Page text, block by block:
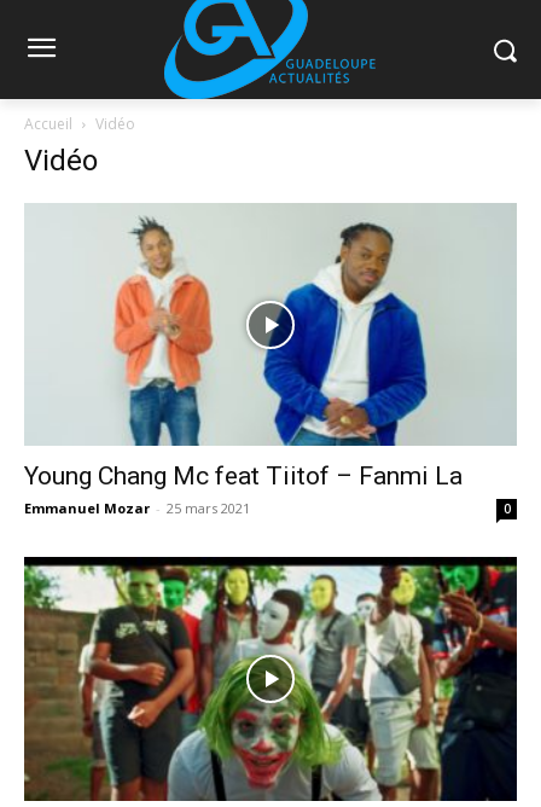
Accueil Vidéo
Vidéo
Young Chang Mc feat Tiitof – Fanmi La
Emmanuel Mozar - 25 mars 2021 0